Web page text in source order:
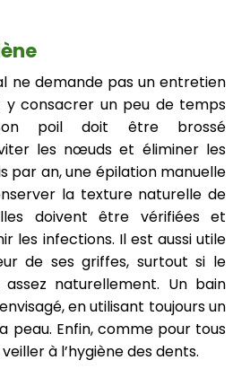
ne demande pas un entretien
y consacrer un peu de temps
poil doit être brossé
les nœuds et éliminer les
par an, une épilation manuelle
la texture naturelle de
doivent être vérifiées et
les infections. Il est aussi utile
de ses griffes, surtout si le
naturellement. Un bain
en utilisant toujours un
peau. Enfin, comme pour tous
à l’hygiène des dents.